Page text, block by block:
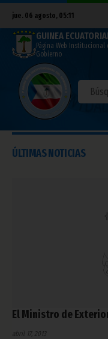
jue. 06 agosto, 05:11
GUINEA
Página Web Institucional
Gobierno
ÚLTIMAS NOTICIAS
El Ministro de
abril 17, 2013